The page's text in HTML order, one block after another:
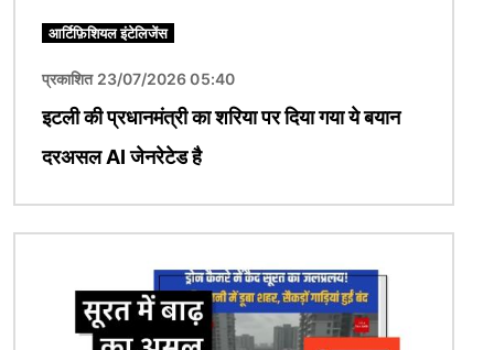
आर्टिफ़िशियल इंटेलिजेंस
प्रकाशित 23/07/2026 05:40
इटली की प्रधानमंत्री का शरिया पर दिया गया ये बयान
दरअसल AI जेनरेटेड है